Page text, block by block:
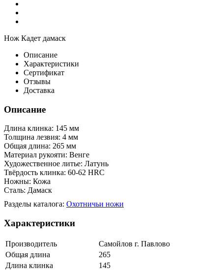
Нож Кадет дамаск
Описание
Характеристики
Сертификат
Отзывы
Доставка
Описание
Длина клинка: 145 мм
Толщина лезвия: 4 мм
Общая длина: 265 мм
Материал рукояти: Венге
Художественное литье: Латунь
Твёрдость клинка: 60-62 HRС
Ножны: Кожа
Сталь: Дамаск
Разделы каталога: Охотничьи ножи
Характеристики
Производитель
Самойлов г. Павлово
Общая длина
265
Длина клинка
145